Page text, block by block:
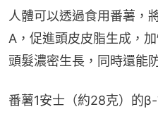
人體可以透過食用番薯，
A，促進頭皮皮脂生成，
頭髮濃密生長，同時還能
番薯1安士（約28克）的